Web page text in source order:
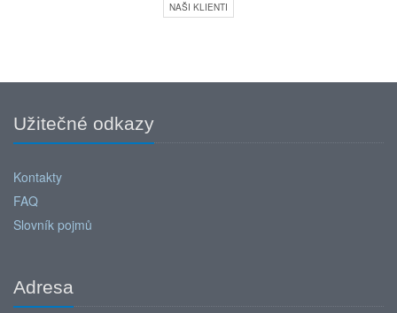
NAŠI KLIENTI
Užitečné odkazy
Kontakty
FAQ
Slovník pojmů
Adresa